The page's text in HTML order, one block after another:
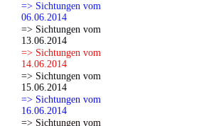
=> Sichtungen vom
06.06.2014
=> Sichtungen vom
13.06.2014
=> Sichtungen vom
14.06.2014
=> Sichtungen vom
15.06.2014
=> Sichtungen vom
16.06.2014
=> Sichtungen vom